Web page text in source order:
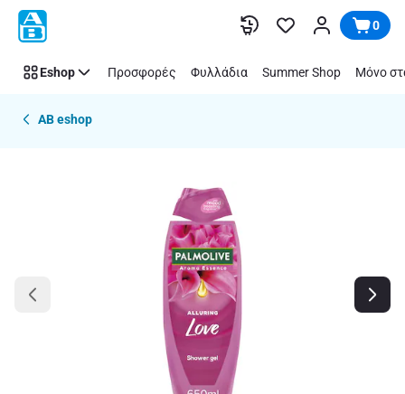
Παράλειψη 0
Eshop Προσφορές Φυλλάδια Summer Shop Μόνο
AB eshop